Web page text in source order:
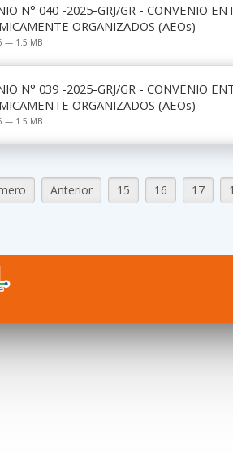
N° 040 -2025-GRJ/GR - CONVENIO
ORGANIZADOS (AEOs)
— 1.5 MB
N° 039 -2025-GRJ/GR - CONVENIO
ORGANIZADOS (AEOs)
— 1.5 MB
Anterior 15 16 17